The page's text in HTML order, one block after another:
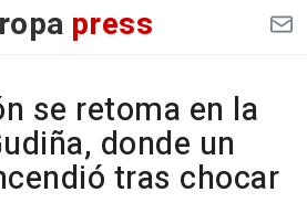
press
se retoma en la
donde un
tras chocar